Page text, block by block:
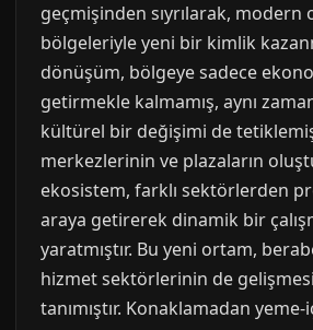
geçmişinden sıyrılarak, modern
bölgeleriyle yeni bir kimlik
dönüşüm, bölgeye sadece
getirmekle kalmamış, aynı
kültürel bir değişimi de
merkezlerinin ve plazaların
ekosistem, farklı sektörlerden
araya getirerek dinamik bir
yaratmıştır. Bu yeni ortam,
hizmet sektörlerinin de
tanımıştır. Konaklamadan yeme-